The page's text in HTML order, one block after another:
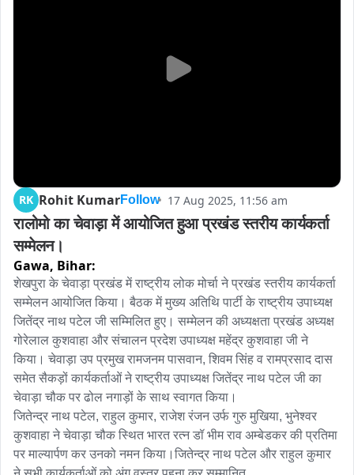
RK Rohit KumarFollow 17 Aug 2025, 11:56 am
रालोमो का चेवाड़ा में आयोजित हुआ प्रखंड स्तरीय कार्यकर्ता
सम्मेलन।
Gawa, Bihar:
शेखपुरा के चेवाड़ा प्रखंड में राष्ट्रीय लोक मोर्चा ने प्रखंड स्तरीय कार्यकर्ता
सम्मेलन आयोजित किया। बैठक में मुख्य अतिथि पार्टी के राष्ट्रीय उपाध्यक्ष
जितेंद्र नाथ पटेल जी सम्मिलित हुए। सम्मेलन की अध्यक्षता प्रखंड अध्यक्ष
गोरेलाल कुशवाहा और संचालन प्रदेश उपाध्यक्ष महेंद्र कुशवाहा जी ने
किया। चेवाड़ा उप प्रमुख रामजनम पासवान, शिवम सिंह व रामप्रसाद दास
समेत सैकड़ों कार्यकर्ताओं ने राष्ट्रीय उपाध्यक्ष जितेंद्र नाथ पटेल जी का
चेवाड़ा चौक पर ढोल नगाड़ों के साथ स्वागत किया।
जितेन्द्र नाथ पटेल, राहुल कुमार, राजेश रंजन उर्फ गुरु मुखिया, भुनेश्वर
कुशवाहा ने चेवाड़ा चौक स्थित भारत रत्न डॉ भीम राव अम्बेडकर की प्रतिमा
पर माल्यार्पण कर उनको नमन किया।जितेन्द्र नाथ पटेल और राहुल कुमार